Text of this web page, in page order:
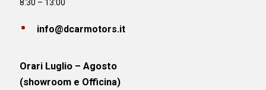
8:30 – 13:00
info@dcarmotors.it
Orari Luglio – Agosto
(showroom e Officina)